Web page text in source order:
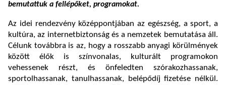
bemutattuk a fellépőket, programokat.
Az idei rendezvény középpontjában az egészség, a sport, a
kultúra, az internetbiztonság és a nemzetek bemutatása áll.
Célunk továbbra is az, hogy a rosszabb anyagi körülmények
között élők is színvonalas, kulturált programokon
vehessenek részt, és önfeledten szórakozhassanak,
sportolhassanak, tanulhassanak, belépődíj fizetése nélkül.